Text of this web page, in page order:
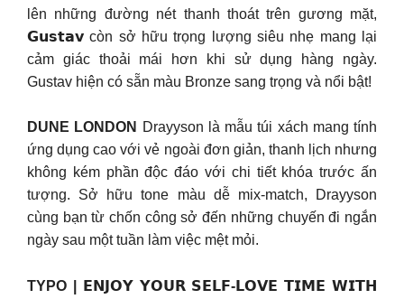
lên những đường nét thanh thoát trên gương mặt,
𝗚𝘂𝘀𝘁𝗮𝘃 còn sở hữu trọng lượng siêu nhẹ mang lại
cảm giác thoải mái hơn khi sử dụng hàng ngày.
Gustav hiện có sẵn màu Bronze sang trọng và nổi bật!
DUNE LONDON
Drayyson là mẫu túi xách mang tính
ứng dụng cao với vẻ ngoài đơn giản, thanh lịch nhưng
không kém phần độc đáo với chi tiết khóa trước ấn
tượng. Sở hữu tone màu dễ mix-match, Drayyson
cùng bạn từ chốn công sở đến những chuyến đi ngắn
ngày sau một tuần làm việc mệt mỏi.
TYPO | 𝗘𝗡𝗝𝗢𝗬 𝗬𝗢𝗨𝗥 𝗦𝗘𝗟𝗙-𝗟𝗢𝗩𝗘 𝗧𝗜𝗠𝗘 𝗪𝗜𝗧𝗛